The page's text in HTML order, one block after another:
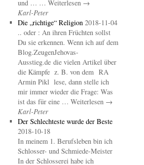
und … … Weiterlesen →
Karl-Peter
Die „richtige“ Religion 2018-11-04
.. oder : An ihren Früchten sollst
Du sie erkennen. Wenn ich auf dem
Blog.ZeugenJehovas-
Ausstieg.de die vielen Artikel über
die Kämpfe z. B. von dem RA
Armin Pikl lese, dann stelle ich
mir immer wieder die Frage: Was
ist das für eine … Weiterlesen →
Karl-Peter
Der Schlechteste wurde der Beste
2018-10-18
In meinem 1. Berufsleben bin ich
Schlosser- und Schmiede-Meister
In der Schlosserei habe ich